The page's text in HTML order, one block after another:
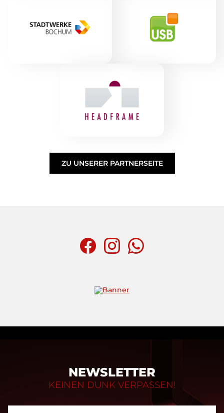
ZU UNSERER PARTNERSEITE
NEWSLETTER
KEINEN DUNK VERPASSEN!